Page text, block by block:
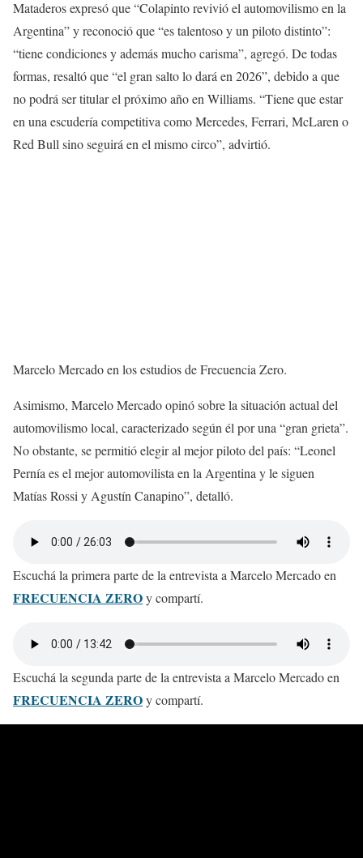
Mataderos expresó que “Colapinto revivió el automovilismo en la
Argentina” y reconoció que “es talentoso y un piloto distinto”:
“tiene condiciones y además mucho carisma”, agregó. De todas
formas, resaltó que “el gran salto lo dará en 2026”, debido a que
no podrá ser titular el próximo año en Williams. “Tiene que estar
en una escudería competitiva como Mercedes, Ferrari, McLaren o
Red Bull sino seguirá en el mismo circo”, advirtió.
Marcelo Mercado en los estudios de Frecuencia Zero.
Asimismo, Marcelo Mercado opinó sobre la situación actual del
automovilismo local, caracterizado según él por una “gran grieta”.
No obstante, se permitió elegir al mejor piloto del país: “Leonel
Pernía es el mejor automovilista en la Argentina y le siguen
Matías Rossi y Agustín Canapino”, detalló.
Escuchá la primera parte de la entrevista a Marcelo Mercado en
FRECUENCIA ZEROy compartí.
Escuchá la segunda parte de la entrevista a Marcelo Mercado en
FRECUENCIA ZEROy compartí.